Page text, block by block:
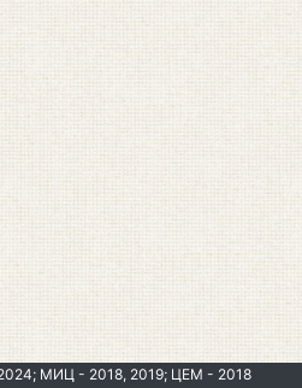
МИЦ - 2018, 2019; ЦЕМ - 2018